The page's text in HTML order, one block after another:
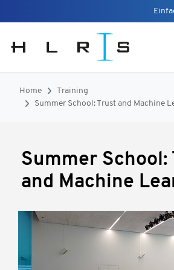
Home
Training
Summer School: Trust and Machine
Summer School:
and Machine